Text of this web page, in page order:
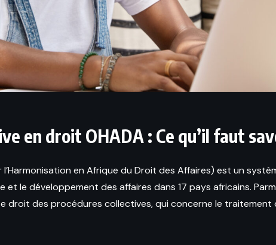
en droit OHADA : Ce qu’il faut
en Afrique du Droit des Affaires) est un
et le développement des affaires dans 17 pays africains.
droit des procédures collectives, qui concerne le traitement